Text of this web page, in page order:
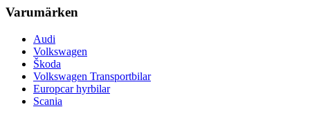
Varumärken
Audi
Volkswagen
Škoda
Volkswagen Transportbilar
Europcar hyrbilar
Scania